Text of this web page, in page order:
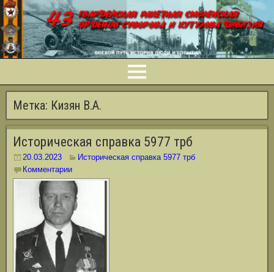
Метка: Кизян В.А.
Историческая справка 5977 трб
20.03.2023
Историческая справка 5977 трб
Комментарии